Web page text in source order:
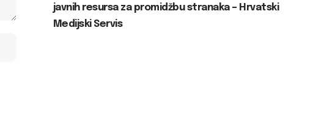
javnih resursa za promidžbu stranaka – Hrvatski
Medijski Servis